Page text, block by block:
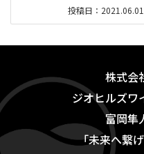
投稿日： 2021.06.01
株式会
ジオヒルズワ
富岡隼
「未来へ繋